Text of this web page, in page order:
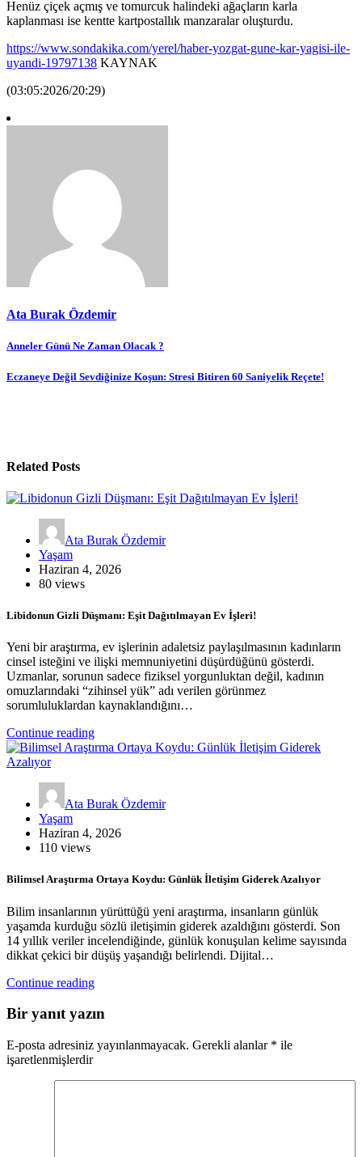
Henüz çiçek açmış ve tomurcuk halindeki ağaçların karla
kaplanması ise kentte kartpostallık manzaralar oluşturdu.
https://www.sondakika.com/yerel/haber-yozgat-gune-kar-yagisi-ile-
uyandi-19797138 KAYNAK
(03:05:2026/20:29)
Ata Burak Özdemir
Yazı
gezinmesi
Anneler Günü Ne Zaman Olacak ?
Eczaneye Değil Sevdiğinize Koşun: Stresi Bitiren 60 Saniyelik Reçete!
Related Posts
Ata Burak Özdemir
Yaşam
Haziran 4, 2026
80 views
Libidonun Gizli Düşmanı: Eşit Dağıtılmayan Ev İşleri!
Yeni bir araştırma, ev işlerinin adaletsiz paylaşılmasının kadınların
cinsel isteğini ve ilişki memnuniyetini düşürdüğünü gösterdi.
Uzmanlar, sorunun sadece fiziksel yorgunluktan değil, kadının
omuzlarındaki “zihinsel yük” adı verilen görünmez
sorumluluklardan kaynaklandığını…
Continue reading
Ata Burak Özdemir
Yaşam
Haziran 4, 2026
110 views
Bilimsel Araştırma Ortaya Koydu: Günlük İletişim Giderek Azalıyor
Bilim insanlarının yürüttüğü yeni araştırma, insanların günlük
yaşamda kurduğu sözlü iletişimin giderek azaldığını gösterdi. Son
14 yıllık veriler incelendiğinde, günlük konuşulan kelime sayısında
dikkat çekici bir düşüş yaşandığı belirlendi. Dijital…
Continue reading
Bir yanıt yazın
E-posta adresiniz yayınlanmayacak. Gerekli alanlar * ile
işaretlenmişlerdir